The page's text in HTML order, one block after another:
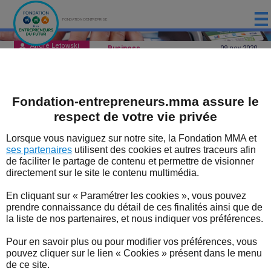
FONDATION D'ENTREPRISE
LES ÉTUDES DE LA FONDATION MMA
LES EXPERTS
LES BONNES NOUVELLES DU TERRITOIRE
L'ACTUALITÉ
André Letowski Business 09 nov2020
septembre
Le télétravail demeure modeste et les
embauches plus que freinées quoique les
chefs d'entreprises soient attentifs aux
mesures relatives à l'emploi des jeunes.
⇒ En septembre, la reprise peine à
30% des salariés travaillent toujours dans une
entreprise dont l'activité a diminué
Fondation-entrepreneurs.mma assure le
respect de votre vie privée
Lorsque vous naviguez sur notre site, la Fondation MMA et
ses partenaires utilisent des cookies et autres traceurs afin
de faciliter le partage de contenu et permettre de visionner
directement sur le site le contenu multimédia.
En cliquant sur « Paramétrer les cookies », vous pouvez
prendre connaissance du détail de ces finalités ainsi que de
la liste de nos partenaires, et nous indiquer vos préférences.
Pour en savoir plus ou pour modifier vos préférences, vous
pouvez cliquer sur le lien « Cookies » présent dans le menu
de ce site.